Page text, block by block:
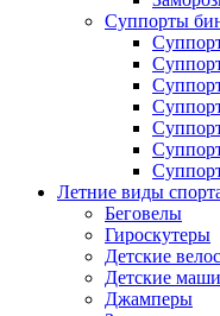
Суппорты
Летние виды
Беговелы
Гироскутеры
Детские
Детские
Джамперы